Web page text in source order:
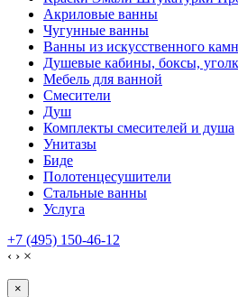
Акриловые ванны
Чугунные ванны
Ванны из искусственного
Душевые кабины, боксы,
Мебель для ванной
Смесители
Душ
Комплекты смесителей и душа
Унитазы
Биде
Полотенцесушители
Стальные ванны
Услуга
+7 (495) 150-46-12
‹ › ×
×